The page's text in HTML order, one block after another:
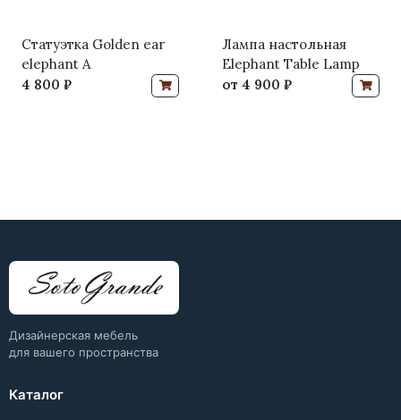
Статуэтка Golden ear
elephant A
4 800 ₽
Лампа настольная
Elephant Table Lamp
от 4 900 ₽
Дизайнерская мебель
для вашего пространства
Каталог